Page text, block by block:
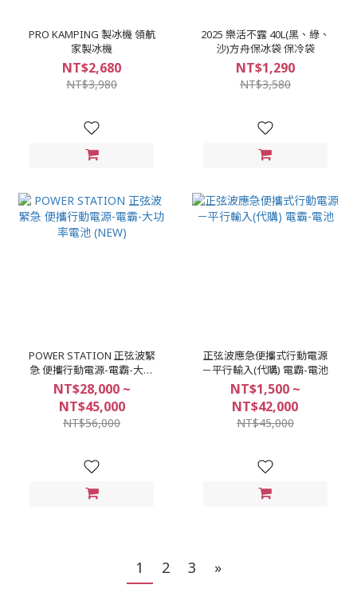
PRO KAMPING 製冰機 領航
家製冰機
NT$2,680
NT$3,980
2025 樂活不露 40L(黑、綠、
沙)方舟保冰袋 保冷袋
NT$1,290
NT$3,580
POWER STATION 正弦波緊
急 便攜行動電源-電霸-大功
率電池 (NEW)
NT$28,000 ~
NT$45,000
NT$56,000
正弦波應急便攜式行動電源
－平行輸入(代購) 電霸-電池
NT$1,500 ~
NT$42,000
NT$45,000
1 2 3 »